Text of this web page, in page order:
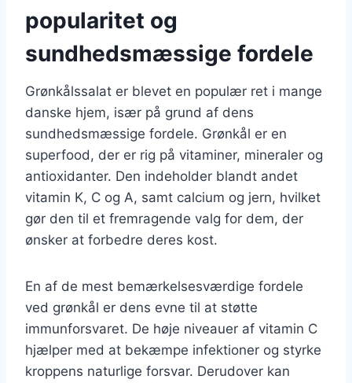
popularitet og
sundhedsmæssige fordele
Grønkålssalat er blevet en populær ret i mange
danske hjem, især på grund af dens
sundhedsmæssige fordele. Grønkål er en
superfood, der er rig på vitaminer, mineraler og
antioxidanter. Den indeholder blandt andet
vitamin K, C og A, samt calcium og jern, hvilket
gør den til et fremragende valg for dem, der
ønsker at forbedre deres kost.
En af de mest bemærkelsesværdige fordele
ved grønkål er dens evne til at støtte
immunforsvaret. De høje niveauer af vitamin C
hjælper med at bekæmpe infektioner og styrke
kroppens naturlige forsvar. Derudover kan